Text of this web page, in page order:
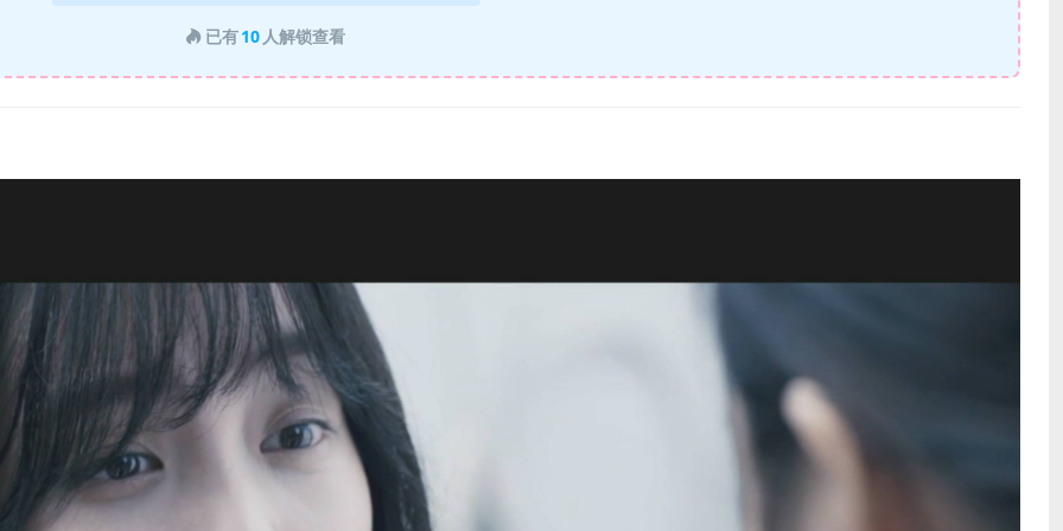
已有10 人解锁查看